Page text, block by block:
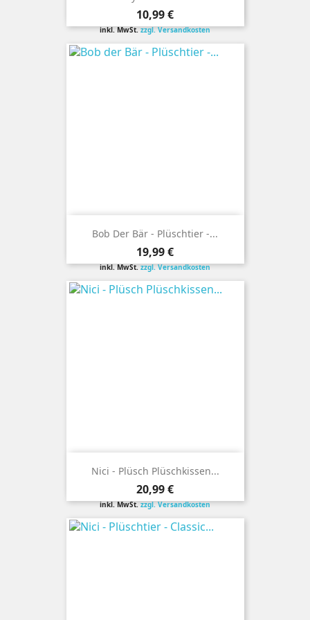
Preis
10,99 €
inkl. MwSt.zzgl. Versandkosten
Bob Der Bär - Plüschtier -...
Preis
19,99 €
inkl. MwSt.zzgl. Versandkosten
Nici - Plüsch Plüschkissen...
Preis
20,99 €
inkl. MwSt.zzgl. Versandkosten